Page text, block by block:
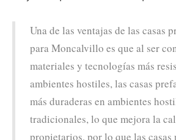
Una de las ventajas de las casas
para Moncalvillo es que al ser
materiales y tecnologías más
ambientes hostiles, las casas
más duraderas en ambientes
tradicionales, lo que mejora la
propietarios, por lo que las casas